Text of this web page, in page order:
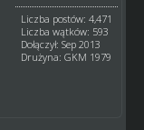
Liczba postów: 4,471
Liczba wątków: 593
Dołączył: Sep 2013
Drużyna: GKM 1979